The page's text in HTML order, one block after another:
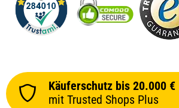
Käuferschutz bis 20.000 €
mit Trusted Shops Plus